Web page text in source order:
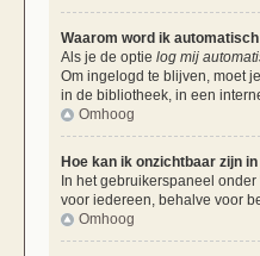
Waarom word ik
Als je de optie log mij
Om ingelogd te blijven, moet
in de bibliotheek, in een
Omhoog
Hoe kan ik onzichtbaar zijn
In het gebruikerspaneel
voor iedereen, behalve voor
Omhoog